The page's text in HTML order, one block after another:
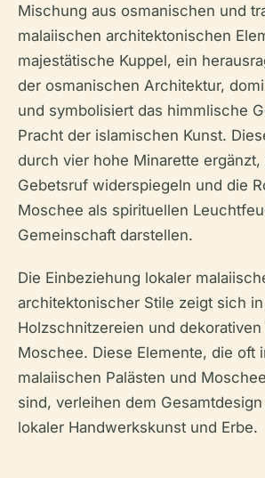
Mischung aus osmanischen und
malaiischen architektonischen
majestätische Kuppel, ein
der osmanischen Architektur,
und symbolisiert das himmlische
Pracht der islamischen Kunst.
durch vier hohe Minarette ergänzt,
Gebetsruf widerspiegeln und die
Moschee als spirituellen
Gemeinschaft darstellen.
Die Einbeziehung lokaler
architektonischer Stile zeigt sich
Holzschnitzereien und
Moschee. Diese Elemente, die oft
malaiischen Palästen und
sind, verleihen dem
lokaler Handwerkskunst und Erbe.